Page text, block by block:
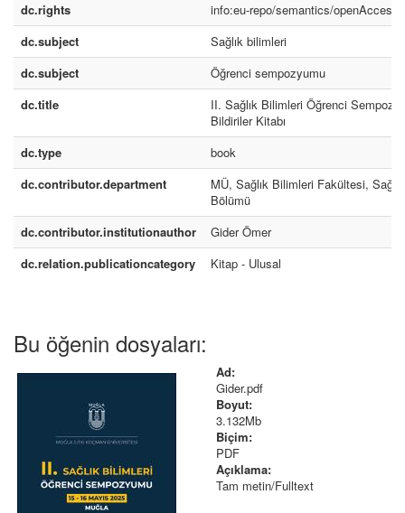
dc.rights
info:eu-repo/semantics/openAccess
dc.subject
Sağlık bilimleri
dc.subject
Öğrenci sempozyumu
dc.title
II. Sağlık Bilimleri Öğrenci
Bildiriler Kitabı
dc.type
book
dc.contributor.department
MÜ, Sağlık Bilimleri Fakültesi,
Bölümü
dc.contributor.institutionauthor
Gider Ömer
dc.relation.publicationcategory
Kitap - Ulusal
Bu öğenin dosyaları:
Ad:
Gider.pdf
Boyut:
3.132Mb
Biçim:
PDF
Açıklama:
Tam metin/Fulltext